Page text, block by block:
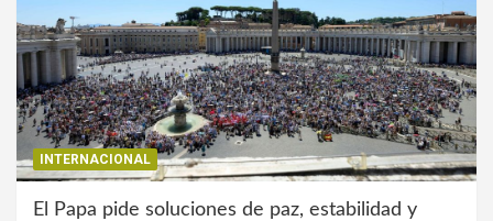
INTERNACIONAL
El Papa pide soluciones de paz, estabilidad y